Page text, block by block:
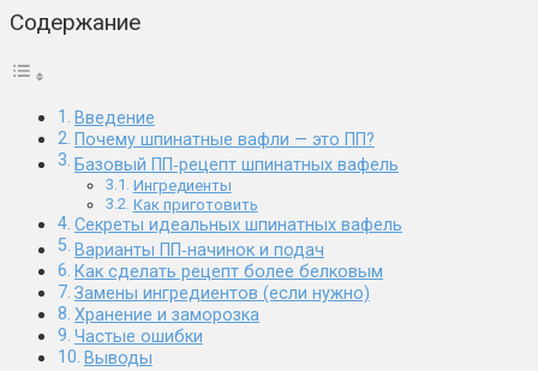
Содержание
Введение
Почему шпинатные вафли — это ПП?
Базовый ПП‑рецепт шпинатных вафель
Ингредиенты
Как приготовить
Секреты идеальных шпинатных вафель
Варианты ПП‑начинок и подач
Как сделать рецепт более белковым
Замены ингредиентов (если нужно)
Хранение и заморозка
Частые ошибки
Выводы